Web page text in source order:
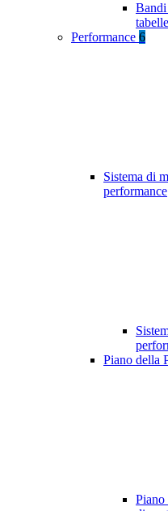
Bandi
Performance 6
Sistema di
performance
Piano della
Piano